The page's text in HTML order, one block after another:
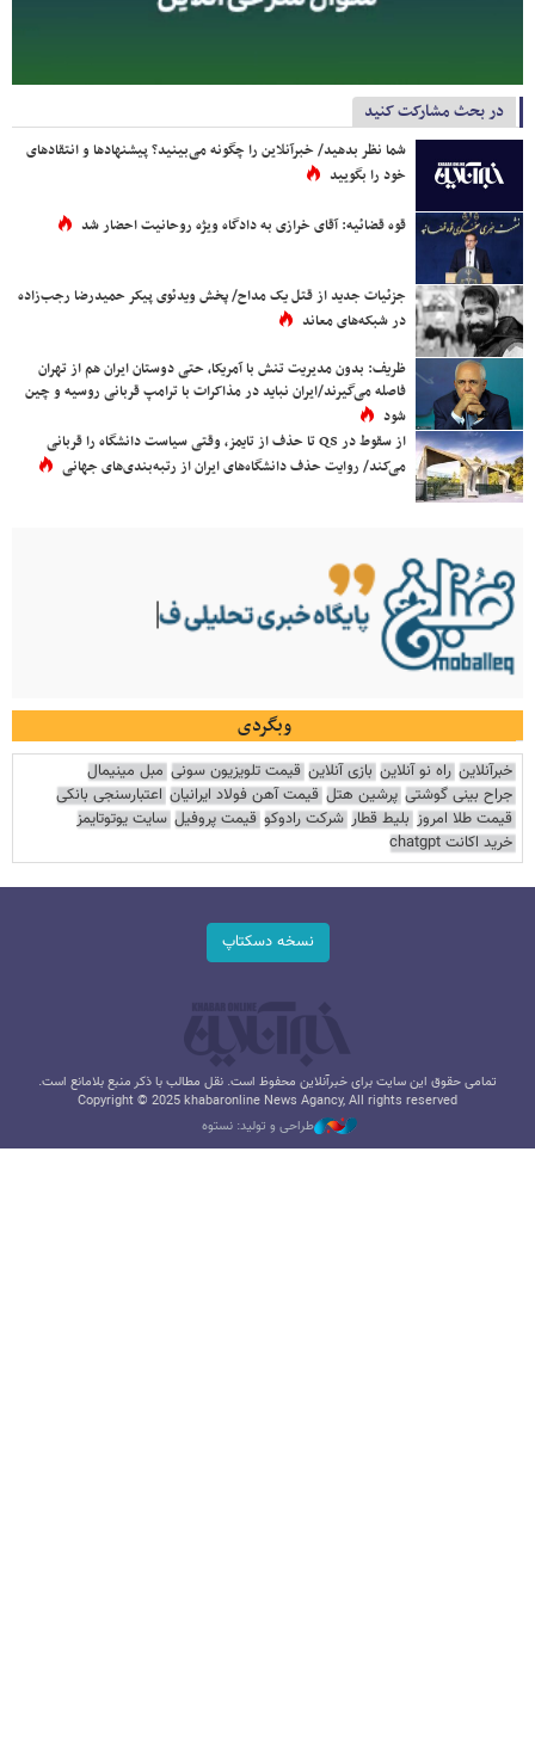
در بحث مشارکت کنید
شما نظر بدهید/ خبرآنلاین را چگونه می‌بینید؟ پیشنهادها و انتقادهای
خود را بگویید
قوه قضائیه: آقای خرازی به دادگاه ویژه روحانیت احضار شد
جزئیات جدید از قتل یک مداح/ پخش ویدئوی پیکر حمیدرضا رجب‌زاده
در شبکه‌های معاند
ظریف: بدون مدیریت تنش با آمریکا، حتی دوستان ایران هم از تهران
فاصله می‌گیرند/ایران نباید در مذاکرات با ترامپ قربانی روسیه و چین
شود
از سقوط در QS تا حذف از تایمز، وقتی سیاست دانشگاه را قربانی
می‌کند/ روایت حذف دانشگاه‌های ایران از رتبه‌بندی‌های جهانی
وبگردی
خبرآنلاین راه نو آنلاین بازی آنلاین قیمت تلویزیون سونی مبل مینیمال
جراح بینی گوشتی پرشین هتل قیمت آهن فولاد ایرانیان اعتبارسنجی بانکی
قیمت طلا امروز بلیط قطار شرکت رادوکو قیمت پروفیل سایت یوتوتایمز
خرید اکانت chatgpt
نسخه دسکتاپ
تمامی حقوق این سایت برای خبرآنلاین محفوظ است. نقل مطالب با ذکر منبع بلامانع است.
Copyright © 2025 khabaronline News Agancy, All rights reserved
طراحی و تولید: نستوه